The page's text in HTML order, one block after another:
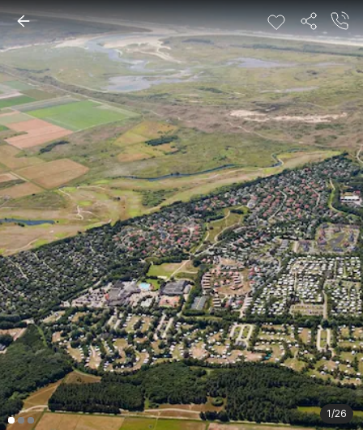
1/26